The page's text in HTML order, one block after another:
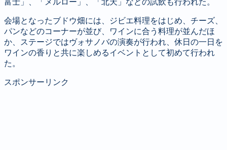
新聞
第４回 八ヶ岳高原文学賞
会場となったブドウ畑には、ジビエ料理をはじめ、チーズ、
パンなどのコーナーが並び、ワインに合う料理が並んだほ
か、ステージではヴォサノバの演奏が行われ、休日の一日を
ワインの香りと共に楽しめるイベントとして初めて行われ
た。
スポンサーリンク